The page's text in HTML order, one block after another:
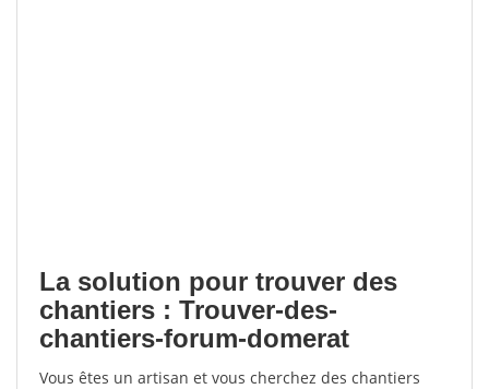
La solution pour trouver des
chantiers : Trouver-des-
chantiers-forum-domerat
Vous êtes un artisan et vous cherchez des chantiers